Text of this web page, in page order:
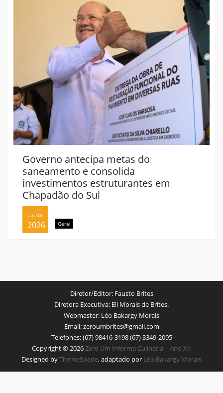
Governo antecipa metas do
saneamento e consolida
investimentos estruturantes em
Chapadão do Sul
jan 08
2026 Geral
Diretor/Editor:Fausto Brites
Diretora Executiva: Eli Morais de Brites.
Webmaster: Léo Bakargy Morais
Email:zeroumbrites@gmail.com
Telefones:(67) 98416-3198 (67) 3349-2095
Copyright © 2026Zero Um Informa Culinária – Ano XII
Designed byThemeSpade, adaptado por Léo Bakargy Morais